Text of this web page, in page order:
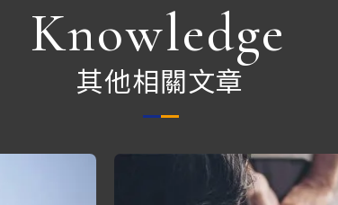
Knowledge
其他相關文章